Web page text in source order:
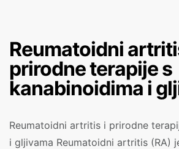
Reumatoidni
prirodne terapije s
kanabinoidima i
Reumatoidni artritis i prirodne
i gljivama Reumatoidni artritis (RA)